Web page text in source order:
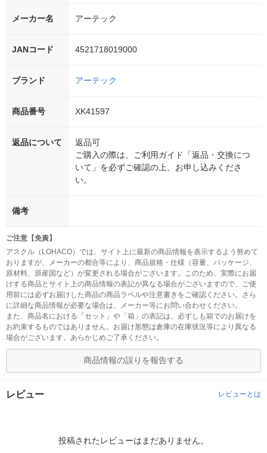
メーカー名 アーテック
JANコード 4521718019000
ブランド アーテック
商品番号 XK41597
返品について
返品可
ご購入の際は、ご利用ガイド「返品・交換につ
いて」を必ずご確認の上、お申し込みくださ
い。
備考
ご注意【免責】
アスクル（LOHACO）では、サイト上に最新の商品情報を表示するよう努めて
おりますが、メーカーの都合等により、商品規格・仕様（容量、パッケージ、
原材料、原産国など）が変更される場合がございます。このため、実際にお届
けする商品とサイト上の商品情報の表記が異なる場合がございますので、ご使
用前には必ずお届けした商品の商品ラベルや注意書きをご確認ください。さら
に詳細な商品情報が必要な場合は、メーカー等にお問い合わせください。
また、商品名における「セット」や「箱」の表記は、必ずしも箱でのお届けを
お約束するものではありません。お届け形態は倉庫の在庫状況等により異なる
場合がございます。あらかじめご了承ください。
商品情報の誤りを報告する
レビュー レビューとは
投稿されたレビューはまだありません。